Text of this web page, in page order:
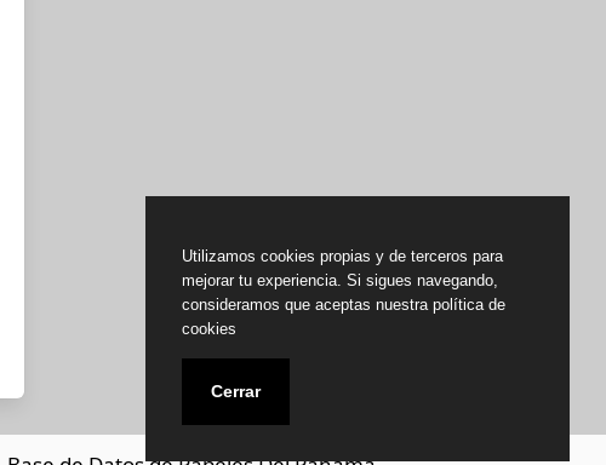
Utilizamos cookies propias y de terceros para
mejorar tu experiencia. Si sigues navegando,
consideramos que aceptas nuestra política de
cookies
Cerrar